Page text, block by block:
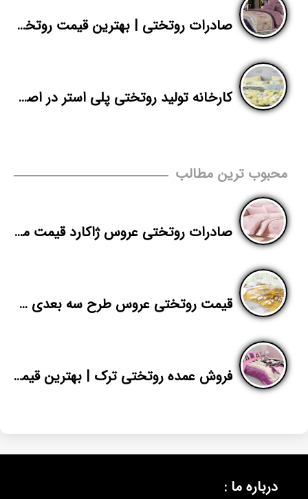
صادرات روتختی | بهترین قیمت روتختی پلی استر ارزان از تهران | پاندا
کارخانه تولید روتختی پلی استر در اصفهان
محبوب ترین مطالب
صادرات روتختی عروس ژاکارد قیمت مناسب
قیمت روتختی عروس طرح سه بعدی در تهران
فروش عمده روتختی ترک | بهترین قیمت عمده فروشی سرویس روتختی دو نفره
درباره ما :